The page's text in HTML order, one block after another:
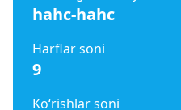
hahc-hahc
Harflar soni
9
Ko‘rishlar soni